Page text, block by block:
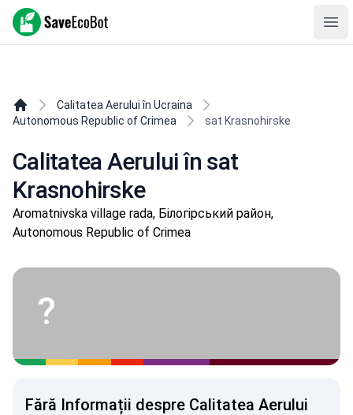
SaveEcoBot
Calitatea Aerului în Ucraina
Autonomous Republic of Crimea
sat Krasnohirske
Calitatea Aerului în sat
Krasnohirske
Aromatnivska village rada, Білогірський район,
Autonomous Republic of Crimea
?
Fără Informații despre Calitatea Aerului
Crimeea este Ucraina!